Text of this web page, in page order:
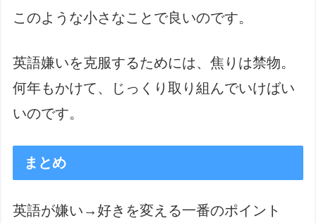
このような小さなことで良いのです。
英語嫌いを克服するためには、焦りは禁物。
何年もかけて、じっくり取り組んでいけばい
いのです。
まとめ
英語が嫌い→好きを変える一番のポイント